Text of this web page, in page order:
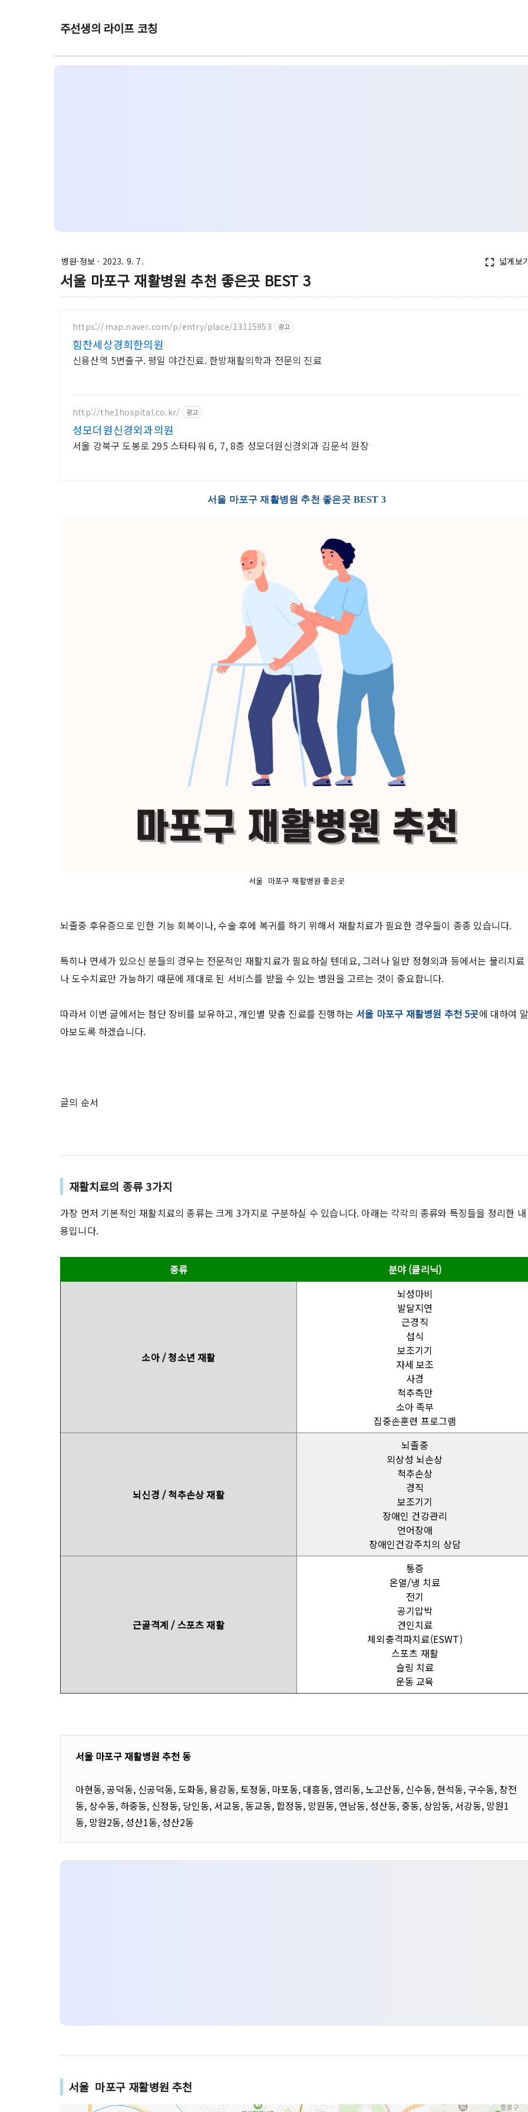
주선생의 라이프 코칭
병원·정보 · 2023. 9. 7. fullscreen 넓게보
서울 마포구 재활병원 추천 좋은곳 BEST 3
https://map.naver.com/p/entry/place/13115953 광고
힘찬세상경희한의원
신용산역 5번출구. 평일 야간진료. 한방재활의학과 전문의 진료
http://the1hospital.co.kr/ 광고
성모더원신경외과의원
서울 강북구 도봉로 295 스타타워 6, 7, 8층 성모더원신경외과 김문석 원장
서울 마포구 재활병원 추천 좋은곳 BEST 3
서울 마포구 재활병원 좋은곳
뇌졸중 후유증으로 인한 기능 회복이나, 수술 후에 복귀를 하기 위해서 재활치료가 필요한 경우들이 종종 있습니다.
특히나 연세가 있으신 분들의 경우는 전문적인 재활치료가 필요하실 텐데요, 그러나 일반 정형외과 등에서는 물리치료
나 도수치료만 가능하기 때문에 제대로 된 서비스를 받을 수 있는 병원을 고르는 것이 중요합니다.
따라서 이번 글에서는 첨단 장비를 보유하고, 개인별 맞춤 진료를 진행하는 서울 마포구 재활병원 추천 5곳에 대하여
아보도록 하겠습니다.
글의 순서
재활치료의 종류 3가지
가장 먼저 기본적인 재활치료의 종류는 크게 3가지로 구분하실 수 있습니다. 아래는 각각의 종류와 특징들을 정리한 내
용입니다.
종류 분야 (클리닉)
소아 / 청소년 재활
뇌성마비
발달지연
근경직
섭식
보조기기
자세 보조
사경
척추측만
소아 족부
집중손훈련 프로그램
뇌신경 / 척추손상 재활
뇌졸중
외상성 뇌손상
척추손상
경직
보조기기
장애인 건강관리
언어장애
장애인건강주치의 상담
근골격계 / 스포츠 재활
통증
온열/냉 치료
전기
공기압박
견인치료
체외충격파치료(ESWT)
스포츠 재활
슬링 치료
운동 교육
서울 마포구 재활병원 추천 동
아현동, 공덕동, 신공덕동, 도화동, 용강동, 토정동, 마포동, 대흥동, 염리동, 노고산동, 신수동, 현석동, 구수동, 창전
동, 상수동, 하중동, 신정동, 당인동, 서교동, 동교동, 합정동, 망원동, 연남동, 성산동, 중동, 상암동, 서강동, 망원1
동, 망원2동, 성산1동, 성산2동
서울 마포구 재활병원 추천